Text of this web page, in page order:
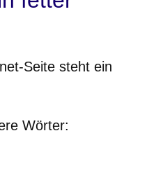
Seite steht ein
Wörter: